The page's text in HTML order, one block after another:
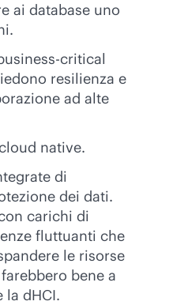
ai database uno
critical
resilienza e
ad alte
native.
di
dei dati.
carichi di
fluttuanti che
le risorse
bene a
la dHCI.